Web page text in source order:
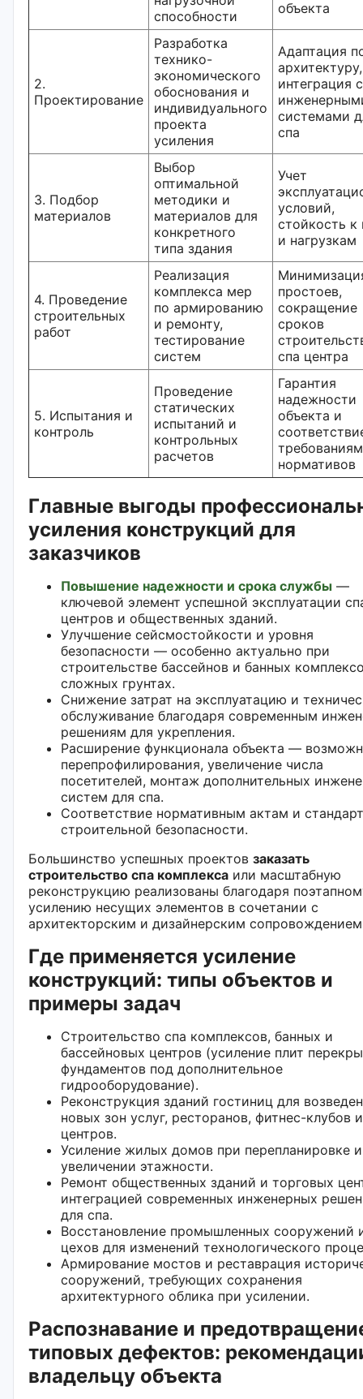
способности
объекта
2.
Проектирование
Разработка
технико-
экономического
обоснования и
индивидуального
проекта
усиления
Адаптация
архитектуру,
интеграция с
системами
спа
3. Подбор
материалов
Выбор
оптимальной
методики и
материалов для
конкретного
типа здания
Учет
условий,
стойкость к
и нагрузкам
4. Проведение
строительных
работ
Реализация
комплекса мер
по армированию
и ремонту,
тестирование
систем
простоев,
сокращение
сроков
спа центра
5. Испытания и
контроль
Проведение
статических
испытаний и
контрольных
расчетов
Гарантия
надежности
объекта и
требованиям
нормативов
Главные выгоды
усиления конструкций для
заказчиков
Повышение надежности и срока службы —
ключевой элемент успешной эксплуатации
центров и общественных зданий.
Улучшение сейсмостойкости и уровня
безопасности — особенно актуально при
строительстве бассейнов и банных
сложных грунтах.
Снижение затрат на эксплуатацию и
обслуживание благодаря современным
решениям для укрепления.
Расширение функционала объекта —
перепрофилирования, увеличение числа
посетителей, монтаж дополнительных
систем для спа.
Соответствие нормативным актам и
строительной безопасности.
Большинство успешных проектов заказать
строительство спа комплекса или масштабную
реконструкцию реализованы благодаря
усилению несущих элементов в сочетании с
архитекторским и дизайнерским
Где применяется усиление
конструкций: типы объектов и
примеры задач
Строительство спа комплексов, банных и
бассейновых центров (усиление плит
фундаментов под дополнительное
гидрооборудование).
Реконструкция зданий гостиниц для
новых зон услуг, ресторанов, фитнес-клубов
центров.
Усиление жилых домов при перепланировке и
увеличении этажности.
Ремонт общественных зданий и торговых
интеграцией современных инженерных
для спа.
Восстановление промышленных сооружений
цехов для изменений технологического
Армирование мостов и реставрация
сооружений, требующих сохранения
архитектурного облика при усилении.
Распознавание и
типовых дефектов:
владельцу объекта